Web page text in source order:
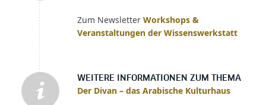
Zum Newsletter Workshops &
Veranstaltungen der Wissenswerkstatt
WEITERE INFORMATIONEN ZUM THEMA
Der Divan – das Arabische Kulturhaus